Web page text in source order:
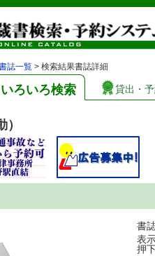
誌一覧 > 検索結果書誌詳細
いろいろ検索 貸出・
書
表
押